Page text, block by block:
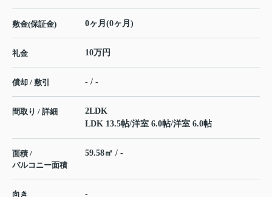
敷金(保証金) 0ヶ月(0ヶ月)
礼金 10万円
償却 / 敷引 - / -
間取り / 詳細
2LDK
LDK 13.5帖/洋室 6.0帖/洋室 6.0帖
面積 /
バルコニー面積
59.58㎡ / -
向き -